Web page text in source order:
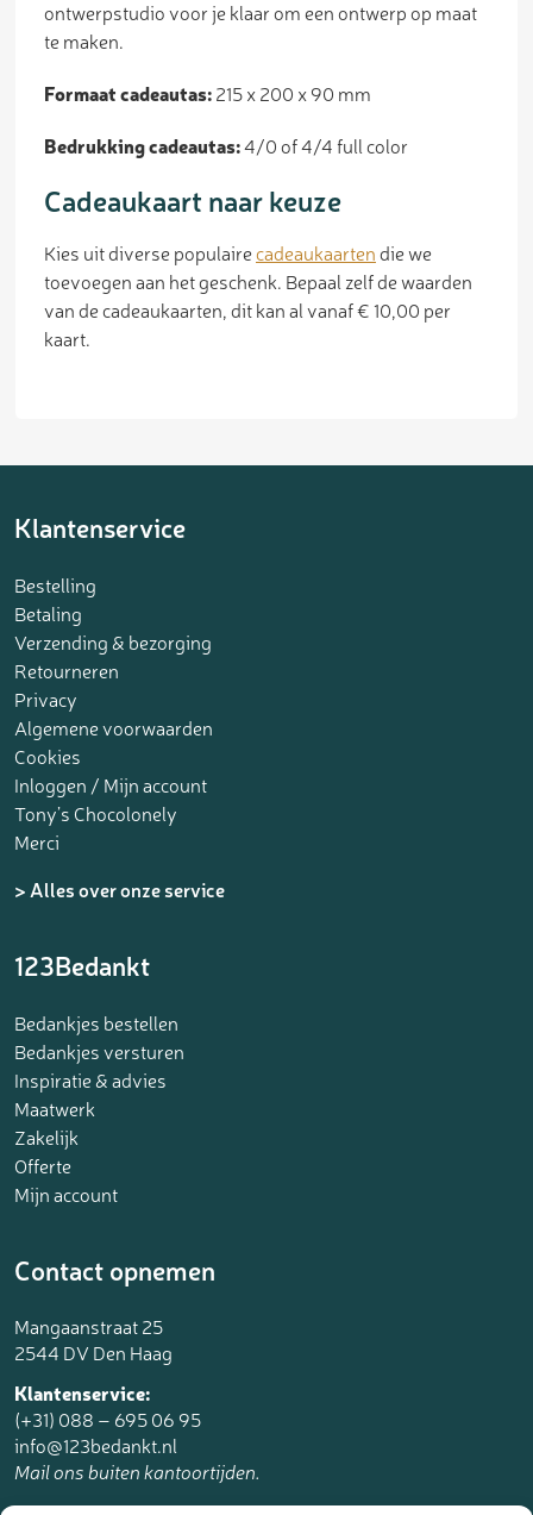
ontwerpstudio voor je klaar om een ontwerp op maat
te maken.
Formaat cadeautas:215 x 200 x 90 mm
Bedrukking cadeautas:4/0 of 4/4 full color
Cadeaukaart naar keuze
Kies uit diverse populairecadeaukaartendie we
toevoegen aan het geschenk. Bepaal zelf de waarden
van de cadeaukaarten, dit kan al vanaf € 10,00 per
kaart.
Klantenservice
Bestelling
Betaling
Verzending & bezorging
Retourneren
Privacy
Algemene voorwaarden
Cookies
Inloggen / Mijn account
Tony’s Chocolonely
Merci
> Alles over onze service
123Bedankt
Bedankjes bestellen
Bedankjes versturen
Inspiratie & advies
Maatwerk
Zakelijk
Offerte
Mijn account
Contact opnemen
Mangaanstraat 25
2544 DV Den Haag
Klantenservice:
(+31) 088 – 695 06 95
info@123bedankt.nl
Mail ons buiten kantoortijden.